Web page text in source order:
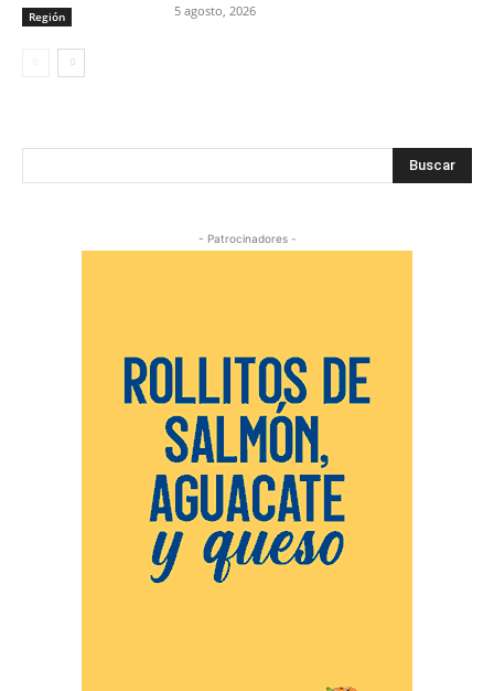
Región 5 agosto, 2026
Buscar
- Patrocinadores -